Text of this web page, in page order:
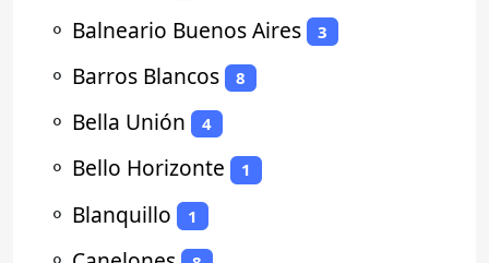
⚬ Balneario Buenos Aires 3
⚬ Barros Blancos 8
⚬ Bella Unión 4
⚬ Bello Horizonte 1
⚬ Blanquillo 1